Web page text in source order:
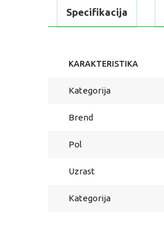
Specifikacija
KARAKTERISTIKA
Kategorija
Brend
Pol
Uzrast
Kategorija